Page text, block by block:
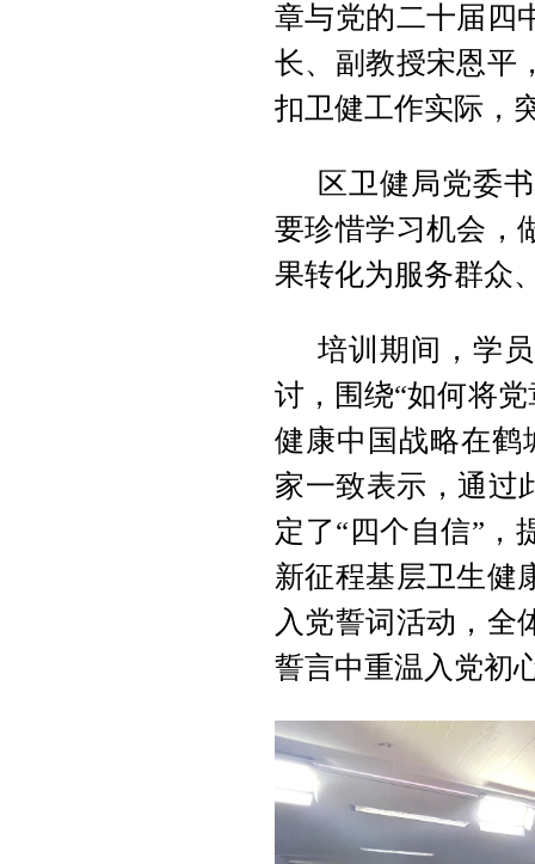
章与党的二十届四
长、副教授宋恩平
扣卫健工作实际，
区卫健局党委
要珍惜学习机会，
果转化为服务群众
培训期间，学
讨，围绕“如何将
健康中国战略在鹤
家一致表示，通过
定了“四个自信”，
新征程基层卫生健
入党誓词活动，全
誓言中重温入党初